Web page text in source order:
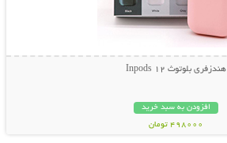
هندزفری بلوتوث Inpods 12
افزودن به سبد خرید
498000 تومان